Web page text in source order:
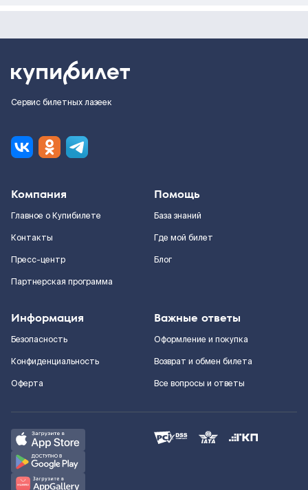
Сервис билетных лазеек
Компания
Главное о Купибилете
Контакты
Пресс-центр
Партнерская программа
Помощь
База знаний
Где мой билет
Блог
Информация
Безопасность
Конфиденциальность
Оферта
Важные ответы
Оформление и покупка
Возврат и обмен билета
Все вопросы и ответы